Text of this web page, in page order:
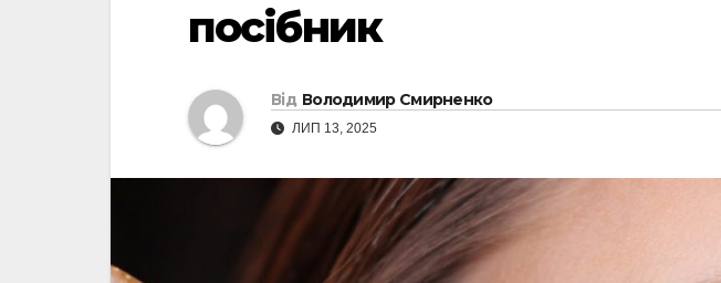
посібник
Від Володимир Смирненко
ЛИП 13, 2025